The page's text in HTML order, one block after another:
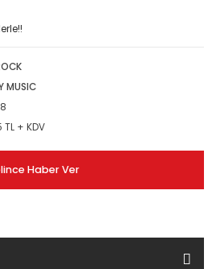
MUSIC
TL + KDV
Haber Ver